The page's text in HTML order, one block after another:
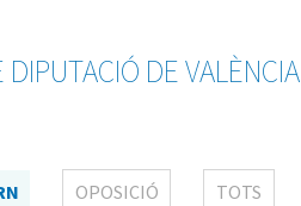
DE VALÈNCIA
OPOSICIÓ TOTS